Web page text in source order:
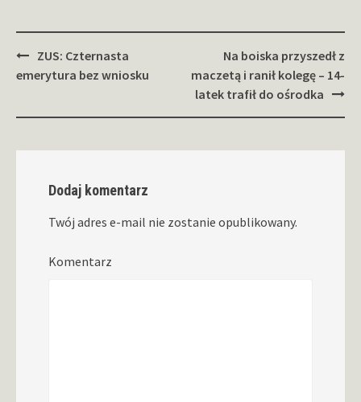
Zobacz
wpisy
ZUS: Czternasta
emerytura bez wniosku
Na boiska przyszedł z
maczetą i ranił kolegę – 14-
latek trafił do ośrodka
Dodaj komentarz
Twój adres e-mail nie zostanie opublikowany.
Komentarz